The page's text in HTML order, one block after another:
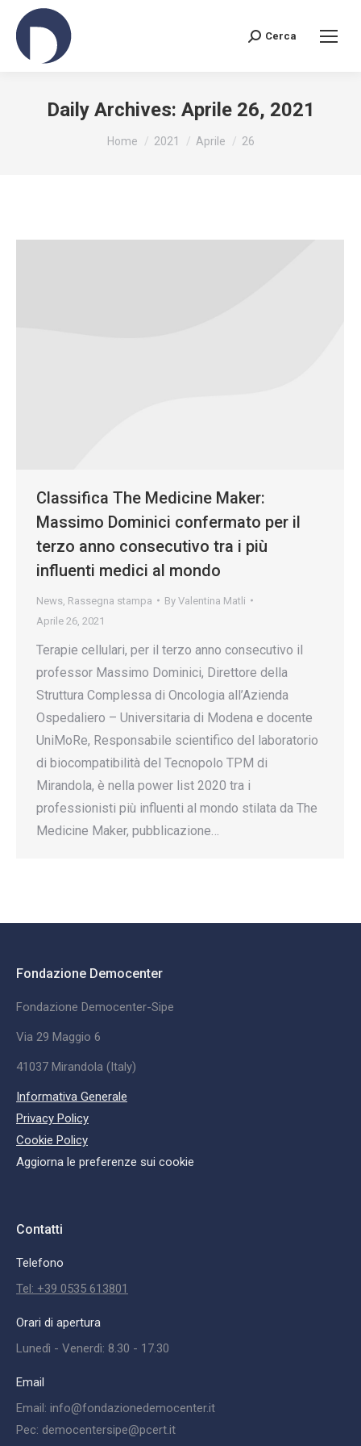
Search:
Cerca
Daily Archives: Aprile 26, 2021
You are here:
Home 2021 Aprile 26
Classifica The Medicine Maker:
Massimo Dominici confermato per il
terzo anno consecutivo tra i più
influenti medici al mondo
News Rassegna stampa By Valentina Matli
Aprile 26, 2021
Terapie cellulari, per il terzo anno consecutivo il
professor Massimo Dominici, Direttore della
Struttura Complessa di Oncologia all’Azienda
Ospedaliero – Universitaria di Modena e docente
UniMoRe, Responsabile scientifico del laboratorio
di biocompatibilità del Tecnopolo TPM di
Mirandola, è nella power list 2020 tra i
professionisti più influenti al mondo stilata da The
Medicine Maker, pubblicazione…
Fondazione Democenter
Fondazione Democenter-Sipe
Via 29 Maggio 6
41037 Mirandola (Italy)
Informativa Generale
Privacy Policy
Cookie Policy
Aggiorna le preferenze sui cookie
Contatti
Telefono
Tel: +39 0535 613801
Orari di apertura
Lunedì - Venerdì: 8.30 - 17.30
Email
Email: info@fondazionedemocenter.it
Pec: democentersipe@pcert.it